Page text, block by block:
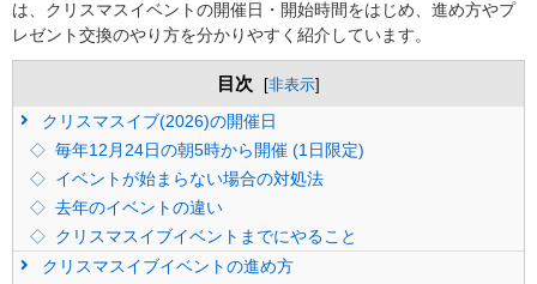
は、クリスマスイベントの開催日・開始時間をはじめ、進め方やプ
レゼント交換のやり方を分かりやすく紹介しています。
目次 [非表示]
クリスマスイブ(2026)の開催日
毎年12月24日の朝5時から開催 (1日限定)
イベントが始まらない場合の対処法
去年のイベントの違い
クリスマスイブイベントまでにやること
クリスマスイブイベントの進め方